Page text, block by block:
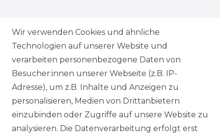
VERSANDARTEN & -KOSTEN
GEWERBETREIBENDE?
HILFE
KONTAKT
Wir verwenden Cookies und ähnliche
Technologien auf unserer Website und
verarbeiten personenbezogene Daten von
Besucher:innen unserer Webseite (z.B. IP-
Adresse), um z.B. Inhalte und Anzeigen zu
personalisieren, Medien von Drittanbietern
einzubinden oder Zugriffe auf unsere Website zu
analysieren. Die Datenverarbeitung erfolgt erst